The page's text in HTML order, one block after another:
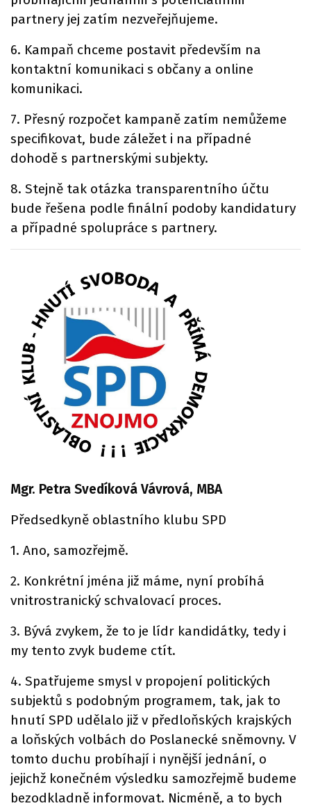
partnery jej zatím nezveřejňujeme.
6. Kampaň chceme postavit především na
kontaktní komunikaci s občany a online
komunikaci.
7. Přesný rozpočet kampaně zatím nemůžeme
specifikovat, bude záležet i na případné
dohodě s partnerskými subjekty.
8. Stejně tak otázka transparentního účtu
bude řešena podle finální podoby kandidatury
a případné spolupráce s partnery.
Mgr. Petra Svedíková Vávrová, MBA
Předsedkyně oblastního klubu SPD
1. Ano, samozřejmě.
2. Konkrétní jména již máme, nyní probíhá
vnitrostranický schvalovací proces.
3. Bývá zvykem, že to je lídr kandidátky, tedy i
my tento zvyk budeme ctít.
4. Spatřujeme smysl v propojení politických
subjektů s podobným programem, tak, jak to
hnutí SPD udělalo již v předloňských krajských
a loňských volbách do Poslanecké sněmovny. V
tomto duchu probíhají i nynější jednání, o
jejichž konečném výsledku samozřejmě budeme
bezodkladně informovat. Nicméně, a to bych